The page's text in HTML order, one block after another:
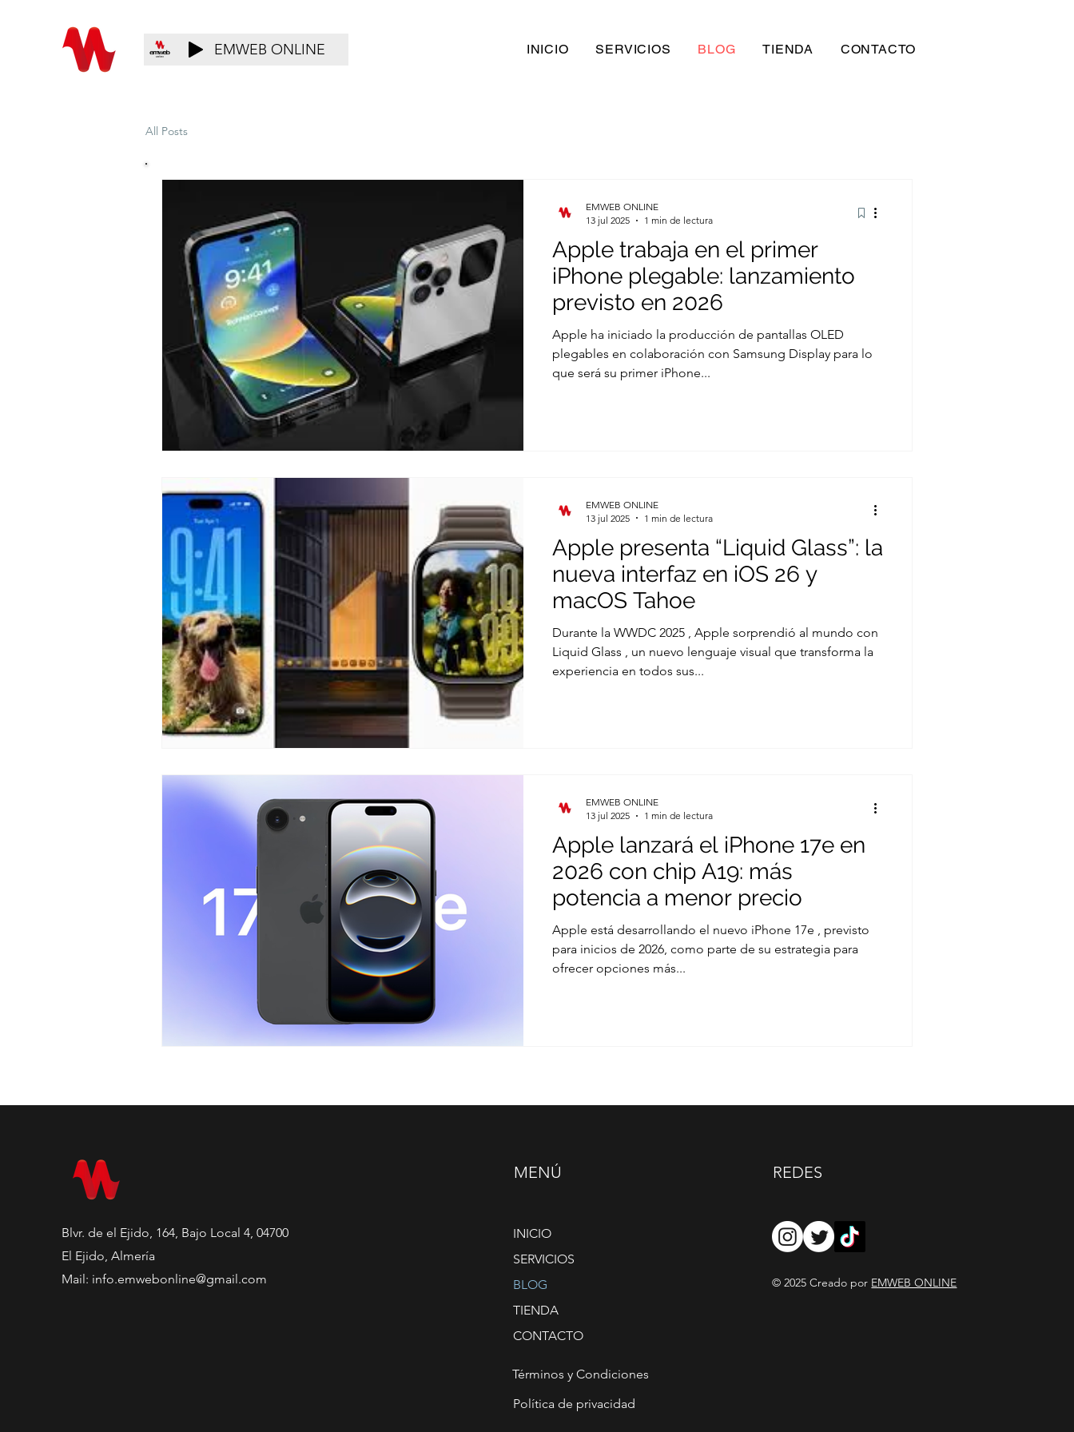
EMWEB ONLINE INICIO SERVICIOS BLOG TIENDA CONTACTO
All Posts
Apple trabaja en el primer
iPhone plegable: lanzamiento
previsto en 2026
Apple ha iniciado la producción de pantallas OLED
plegables en colaboración con Samsung Display para lo
que será su primer iPhone...
EMWEB ONLINE
13 jul 2025
1 min de lectura
Apple presenta “Liquid Glass”: la
nueva interfaz en iOS 26 y
macOS Tahoe
Durante la WWDC 2025 , Apple sorprendió al mundo con
Liquid Glass , un nuevo lenguaje visual que transforma la
experiencia en todos sus...
EMWEB ONLINE
13 jul 2025
1 min de lectura
Apple lanzará el iPhone 17e en
2026 con chip A19: más
potencia a menor precio
Apple está desarrollando el nuevo iPhone 17e , previsto
para inicios de 2026, como parte de su estrategia para
ofrecer opciones más...
EMWEB ONLINE
13 jul 2025
1 min de lectura
Blvr. de el Ejido, 164, Bajo Local 4, 04700
El Ejido, Almería
Mail: info.emwebonline@gmail.com
MENÚ
INICIO
SERVICIOS
BLOG
TIENDA
CONTACTO
Términos y Condiciones
Política de privacidad
REDES
© 2025 Creado por EMWEB ONLINE